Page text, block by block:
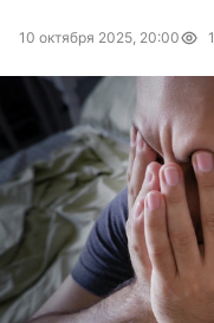
10 октября 2025, 20:00